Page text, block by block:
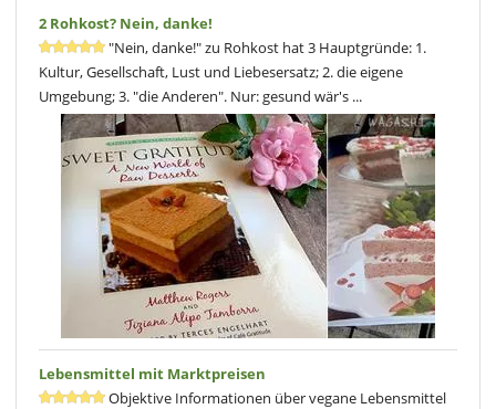
2 Rohkost? Nein, danke!
"Nein, danke!" zu Rohkost hat 3 Hauptgründe: 1.
Kultur, Gesellschaft, Lust und Liebesersatz; 2. die eigene
Umgebung; 3. "die Anderen". Nur: gesund wär's ...
Lebensmittel mit Marktpreisen
Objektive Informationen über vegane Lebensmittel